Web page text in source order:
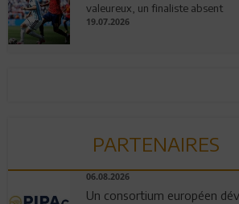
valeureux, un finaliste absent
19.07.2026
PARTENAIRES
06.08.2026
Un consortium européen